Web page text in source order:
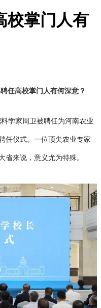
校掌门人有
人有何深意？
学家周卫被聘任为河南农业
任仪式。一位顶尖农业专家
省来说，意义尤为特殊。